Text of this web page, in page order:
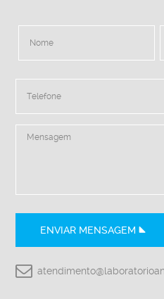
ENVIAR MENSAGEM